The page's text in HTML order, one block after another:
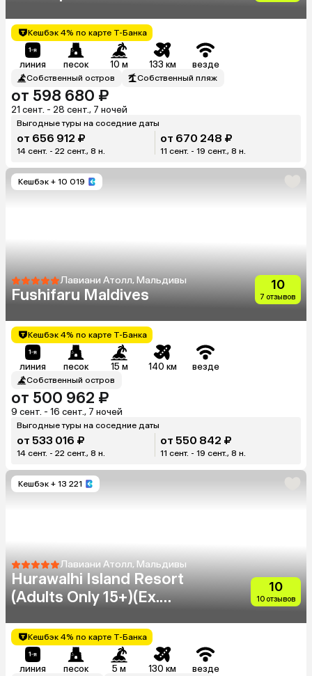
Кешбэк 4% по карте Т-Банка
линия песок 10 м 133 км везде
Собственный остров Собственный пляж
от 598 680 ₽
21 сент. - 28 сент., 7 ночей
Выгодные туры на соседние даты
от 656 912 ₽
14 сент. - 22 сент., 8 н.
от 670 248 ₽
11 сент. - 19 сент., 8 н.
Кешбэк + 10 019
Лавиани Атолл, Мальдивы
Fushifaru Maldives
10
7 отзывов
Кешбэк 4% по карте Т-Банка
линия песок 15 м 140 км везде
Собственный остров
от 500 962 ₽
9 сент. - 16 сент., 7 ночей
Выгодные туры на соседние даты
от 533 016 ₽
14 сент. - 22 сент., 8 н.
от 550 842 ₽
11 сент. - 19 сент., 8 н.
Кешбэк + 13 221
Лавиани Атолл, Мальдивы
Hurawalhi Island Resort
(Adults Only 15+)(Ex.
10
10 отзывов
Кешбэк 4% по карте Т-Банка
линия песок 5 м 130 км везде